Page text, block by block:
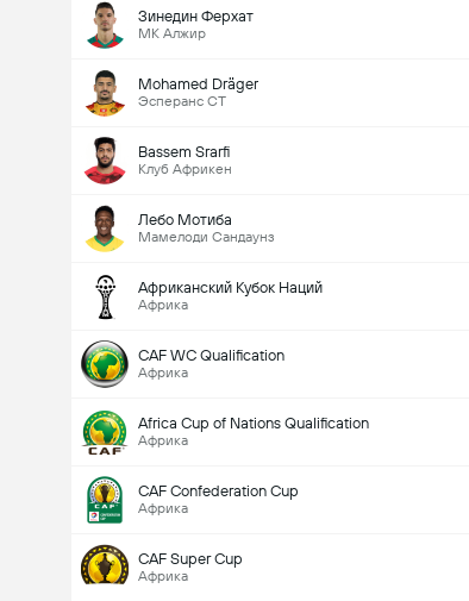
Зинедин Ферхат
МК Алжир
Mohamed Dräger
Эсперанс СТ
Bassem Srarfi
Клуб Африкен
Лебо Мотиба
Мамелоди Сандаунз
Африканский Кубок Наций
Африка
CAF WC Qualification
Африка
Africa Cup of Nations Qualification
Африка
CAF Confederation Cup
Африка
CAF Super Cup
Африка